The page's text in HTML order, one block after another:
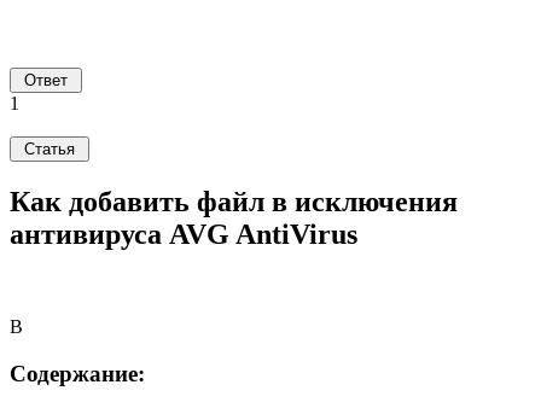
1
Как добавить файл в исключения
антивируса AVG AntiVirus
B
Содержание: